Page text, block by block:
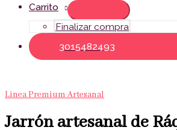
Carrito
Finalizar compra
3015482493
Linea Premium Artesanal
Jarrón artesanal de